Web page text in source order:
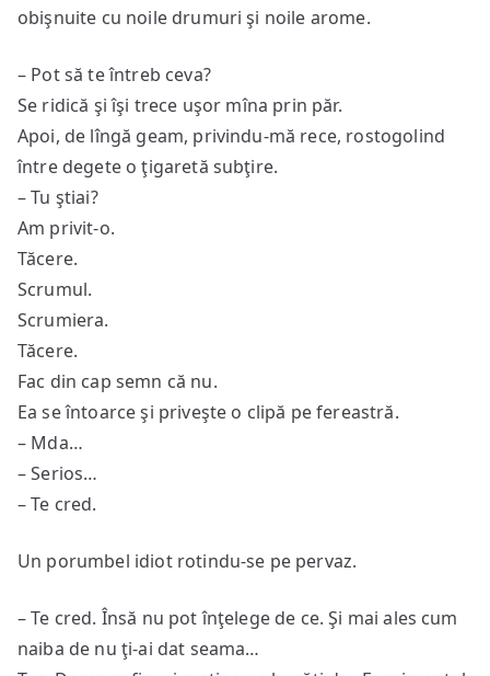
obişnuite cu noile drumuri şi noile arome.
– Pot să te întreb ceva?
Se ridică şi îşi trece uşor mîna prin păr.
Apoi, de lîngă geam, privindu-mă rece, rostogolind
între degete o ţigaretă subţire.
– Tu ştiai?
Am privit-o.
Tăcere.
Scrumul.
Scrumiera.
Tăcere.
Fac din cap semn că nu.
Ea se întoarce şi priveşte o clipă pe fereastră.
– Mda…
– Serios…
– Te cred.
Un porumbel idiot rotindu-se pe pervaz.
– Te cred. Însă nu pot înţelege de ce. Şi mai ales cum
naiba de nu ţi-ai dat seama…